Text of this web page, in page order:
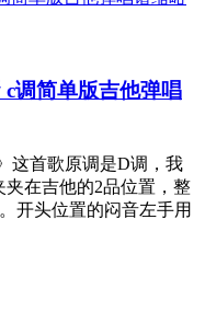
调简单版吉他弹唱
首歌原调是D调，我
在吉他的2品位置，整
头位置的闷音左手用